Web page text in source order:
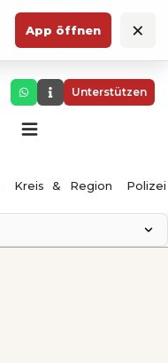
App öffnen ×
Unterstützen
Kreis & Region Polizei